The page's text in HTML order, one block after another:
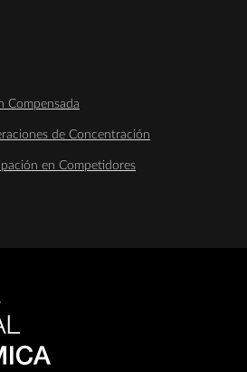
Compensada
de Concentración
en Competidores